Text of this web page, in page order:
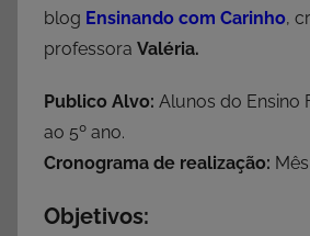
blog Ensinando com Carinho,
professora Valéria.
Publico Alvo: Alunos do Ensino
ao 5º ano.
Cronograma de realização:
Objetivos: